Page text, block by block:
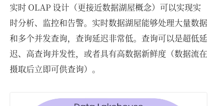
实时 OLAP 设计（更接近数据湖屋概念）可以实现实
时分析、监控和告警。实时数据湖屋能够处理大量数据
和多个并发查询，查询延迟非常低。查询可以是超低延
迟、高查询并发性，或者具有高数据新鲜度（数据流在
摄取后立即可供查询）。